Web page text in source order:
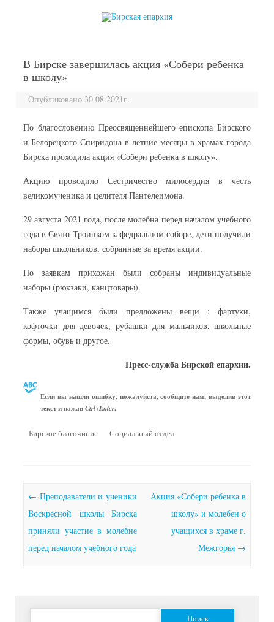
В Бирске завершилась акция «Собери ребенка
в школу»
Опубликовано 30.08.2021г.
По благословению Преосвященнейшего епископа Бирского
и Белорецкого Спиридона в летние месяцы в храмах города
Бирска проходила акция «Собери ребенка в школу».
Акцию проводило Сестричество милосердия в честь
великомученика и целителя Пантелеимона.
29 августа 2021 года, после молебна перед началом учебного
года в Свято-Троицком кафедральном соборе, дети получили
наборы школьников, собранные за время акции.
По заявкам прихожан были собраны индивидуальные
наборы (рюкзаки, канцтовары).
Также учащимся были предложены вещи : фартуки,
кофточки для девочек, рубашки для мальчиков, школьные
формы, обувь и другое.
Пресс-служба Бирской епархии.
Если вы нашли ошибку, пожалуйста, сообщите нам, выделив этот
текст и нажавCtrl+Enter.
Бирское благочиние Социальный отдел
Почтовая навигация
← Преподаватели и ученики
Воскресной школы Бирска
приняли участие в молебне
перед началом учебного года
Акция «Собери ребенка в
школу» и молебен о
учащихся в храме г.
Межгорья →
Найти: